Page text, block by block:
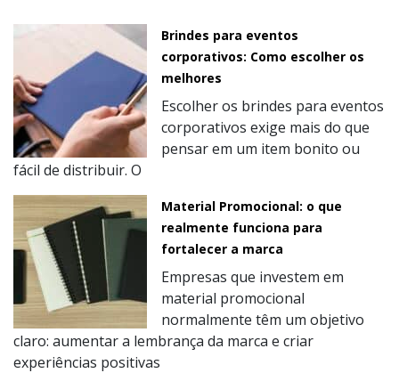
Brindes para eventos
corporativos: Como escolher os
melhores
Escolher os brindes para eventos
corporativos exige mais do que
pensar em um item bonito ou
fácil de distribuir. O
Material Promocional: o que
realmente funciona para
fortalecer a marca
Empresas que investem em
material promocional
normalmente têm um objetivo
claro: aumentar a lembrança da marca e criar
experiências positivas